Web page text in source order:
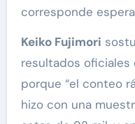
corresponde
Keiko Fujimori
resultados oficiales
porque “el conteo
hizo con una